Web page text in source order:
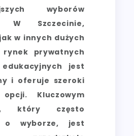
wyborów
W Szczecinie,
w innych dużych
rynek prywatnych
jest
i oferuje szeroki
Kluczowym
który często
o wyborze, jest